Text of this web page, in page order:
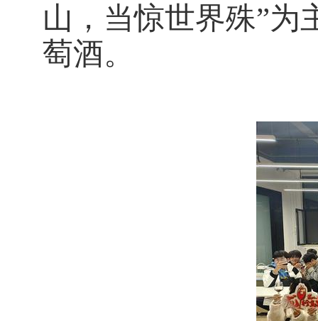
山，当惊世界殊”为
萄酒。